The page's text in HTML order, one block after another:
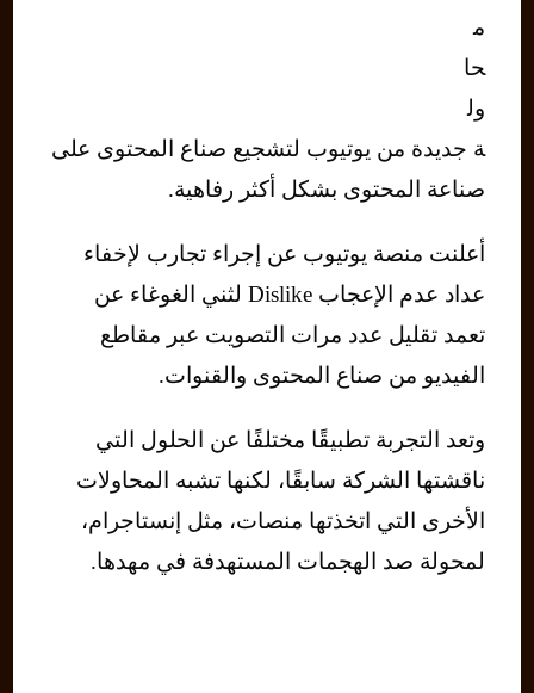
م
حا
ول
ة جديدة من يوتيوب لتشجيع صناع المحتوى على
صناعة المحتوى بشكل أكثر رفاهية.
أعلنت منصة يوتيوب عن إجراء تجارب لإخفاء
عداد عدم الإعجاب Dislike لثني الغوغاء عن
تعمد تقليل عدد مرات التصويت عبر مقاطع
الفيديو من صناع المحتوى والقنوات.
وتعد التجربة تطبيقًا مختلفًا عن الحلول التي
ناقشتها الشركة سابقًا، لكنها تشبه المحاولات
الأخرى التي اتخذتها منصات، مثل إنستاجرام،
لمحولة صد الهجمات المستهدفة في مهدها.